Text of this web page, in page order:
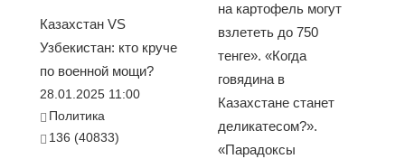
Казахстан VS
Узбекистан: кто круче
по военной мощи?
28.01.2025 11:00
Политика
136 (40833)
на картофель могут
взлететь до 750
тенге». «Когда
говядина в
Казахстане станет
деликатесом?».
«Парадоксы